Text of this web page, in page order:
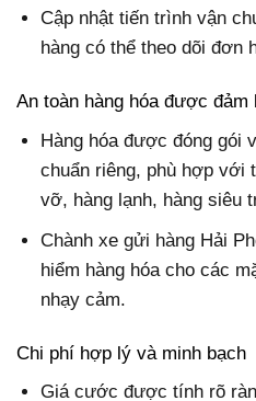
Cập nhật tiến trình vận
hàng có thể theo dõi đơn
An toàn hàng hóa được đảm
Hàng hóa được đóng gói
chuẩn riêng, phù hợp với
vỡ, hàng lạnh, hàng siêu
Chành xe gửi hàng Hải
hiểm hàng hóa cho các
nhạy cảm.
Chi phí hợp lý và minh bạch
Giá cước được tính rõ